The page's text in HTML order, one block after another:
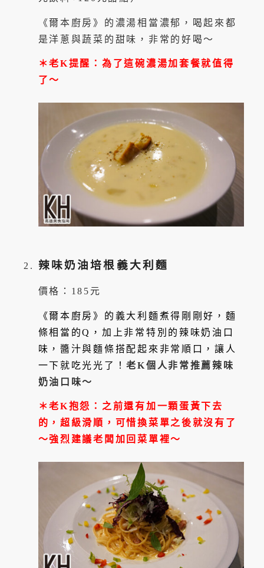
《爾本廚房》的濃湯相當濃郁，喝起來都
是洋蔥與蔬菜的甜味，非常的好喝～
＊老K提醒：為了這碗濃湯加套餐就值得
了～
辣味奶油培根義大利麵
價格：185元
《爾本廚房》的義大利麵煮得剛剛好，麵
條相當的Q，加上非常特別的辣味奶油口
味，醬汁與麵條搭配起來非常順口，讓人
一下就吃光光了！老K個人非常推薦辣味
奶油口味～
＊老K抱怨：之前還有加一顆蛋黃下去
的，超級滑順，可惜換菜單之後就沒有了
～強烈建議老闆加回菜單裡～